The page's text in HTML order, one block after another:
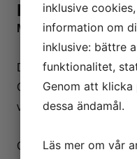
Missa inte årets
Då är vi på Sweden
Can-Am. Besök oss
våra häftiga fordon!
Can-Am grundades i
inklusive
information om
inklusive: bättre
funktionalitet,
Genom att klicka
dessa ändamål.
Läs mer om vår